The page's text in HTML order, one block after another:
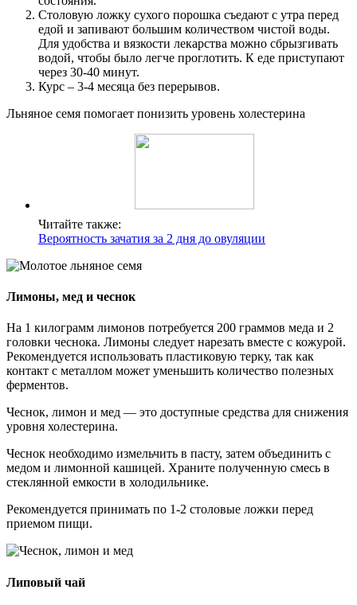
Столовую ложку сухого порошка съедают с утра перед
едой и запивают большим количеством чистой воды.
Для удобства и вязкости лекарства можно сбрызгивать
водой, чтобы было легче проглотить. К еде приступают
через 30-40 минут.
Курс – 3-4 месяца без перерывов.
Льняное семя помогает понизить уровень холестерина
Читайте также:
Вероятность зачатия за 2 дня до овуляции
Лимоны, мед и чеснок
На 1 килограмм лимонов потребуется 200 граммов меда и 2
головки чеснока. Лимоны следует нарезать вместе с кожурой.
Рекомендуется использовать пластиковую терку, так как
контакт с металлом может уменьшить количество полезных
ферментов.
Чеснок, лимон и мед — это доступные средства для снижения
уровня холестерина.
Чеснок необходимо измельчить в пасту, затем объединить с
медом и лимонной кашицей. Храните полученную смесь в
стеклянной емкости в холодильнике.
Рекомендуется принимать по 1-2 столовые ложки перед
приемом пищи.
Липовый чай